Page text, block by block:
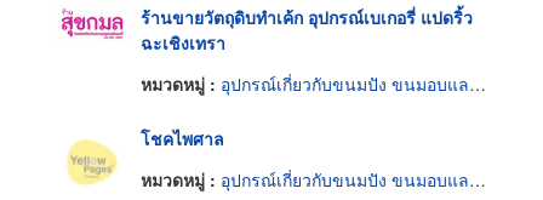
ร้านขายวัตถุดิบทำเค้ก อุปกรณ์เบเกอรี่ แปดริ้ว
ฉะเชิงเทรา
หมวดหมู่ : อุปกรณ์เกี่ยวกับขนมปัง ขนมอบและเค้ก
โชคไพศาล
หมวดหมู่ : อุปกรณ์เกี่ยวกับขนมปัง ขนมอบและเค้ก